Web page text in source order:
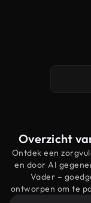
Overzicht
Ontdek een
en door AI
Vader –
ontworpen om te